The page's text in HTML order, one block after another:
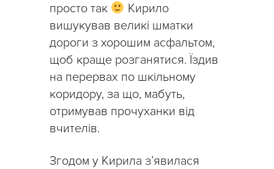
просто так
Кирило
вишукував великі шматки
дороги з хорошим асфальтом,
щоб краще розганятися. Їздив
на перервах по шкільному
коридору, за що, мабуть,
отримував прочуханки від
вчителів.
Згодом у Кирила з’явилася